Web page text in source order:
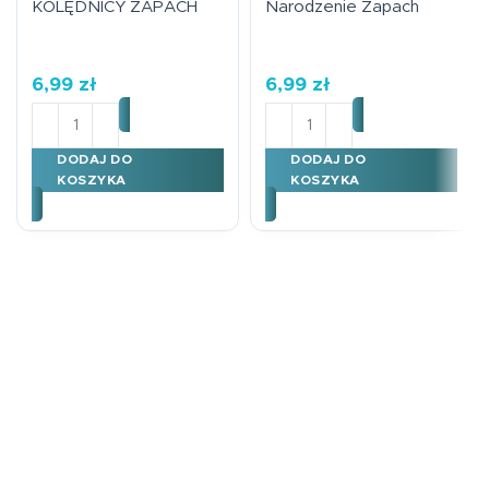
KOLĘDNICY ZAPACH
6,99 zł
ilość KARNET B6 BN KOLĘDNICY ZAPACH
DODAJ DO
KOSZYKA
Narodzenie Zapach
6,99 zł
ilość Karnet B6 Poczta
DODAJ DO
KOSZYKA